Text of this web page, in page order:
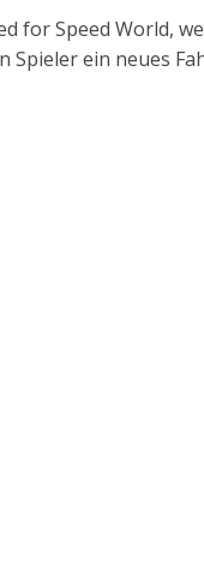
for Speed World,
ein neues